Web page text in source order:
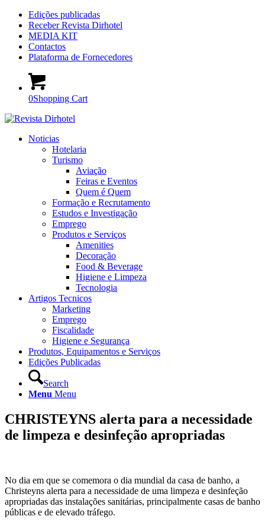
Edições publicadas
Receber Revista Dirhotel
MEDIA KIT
Contactos
Plataforma de Fornecedores
0Shopping Cart
Noticias
Hotelaria
Turismo
Aviação
Feiras e Eventos
Quem é Quem
Formação e Recrutamento
Estudos e Investigação
Emprego
Produtos e Serviços
Amenities
Decoração
Food & Beverage
Higiene e Limpeza
Tecnologia
Artigos Tecnicos
Marketing
Emprego
Fiscalidade
Higiene e Segurança
Produtos, Equipamentos e Serviços
Edições Publicadas
Search
Menu Menu
CHRISTEYNS alerta para a necessidade
de limpeza e desinfeção apropriadas
No dia em que se comemora o dia mundial da casa de banho, a
Christeyns alerta para a necessidade de uma limpeza e desinfeção
apropriadas das instalações sanitárias, principalmente casas de banho
públicas e de elevado tráfego.